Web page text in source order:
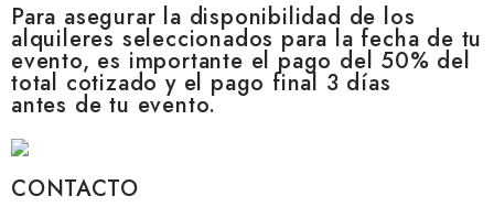
Para asegurar la disponibilidad de los
alquileres seleccionados para la fecha de tu
evento, es importante el pago del 50% del
total cotizado y el pago final 3 días
antes de tu evento.
CONTACTO